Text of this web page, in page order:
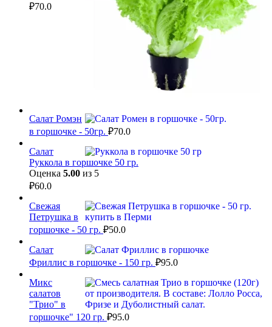
₽70.0
Салат Ромэн
в горшочке - 50гр. ₽70.0
Салат
Руккола в горшочке 50 гр.
Оценка 5.00 из 5
₽60.0
Свежая
Петрушка в
горшочке - 50 гр. ₽50.0
Салат
Фриллис в горшочке - 150 гр. ₽95.0
Микс
салатов
"Трио" в
горшочке" 120 гр. ₽95.0